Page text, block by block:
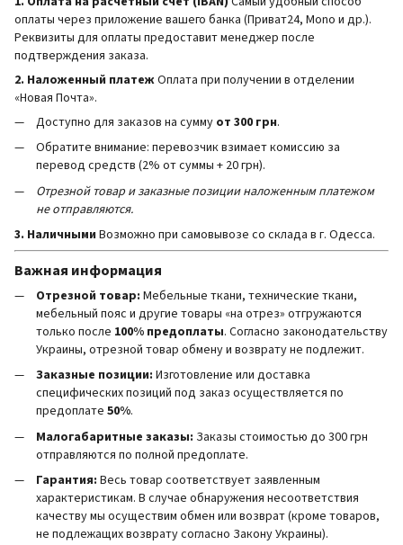
оплаты через приложение вашего банка (Приват24, Mono и др.).
Реквизиты для оплаты предоставит менеджер после
подтверждения заказа.
2. Наложенный платежОплата при получении в отделении
«Новая Почта».
Доступно для заказов на сумму от 300 грн.
Обратите внимание: перевозчик взимает комиссию за
перевод средств (2% от суммы + 20 грн).
Отрезной товар и заказные позиции наложенным платежом
не отправляются.
3. Наличными Возможно при самовывозе со склада в г. Одесса.
Важная информация
Отрезной товар: Мебельные ткани, технические ткани,
мебельный пояс и другие товары «на отрез» отгружаются
только после 100% предоплаты. Согласно законодательству
Украины, отрезной товар обмену и возврату не подлежит.
Заказные позиции: Изготовление или доставка
специфических позиций под заказ осуществляется по
предоплате 50%.
Малогабаритные заказы: Заказы стоимостью до 300 грн
отправляются по полной предоплате.
Гарантия: Весь товар соответствует заявленным
характеристикам. В случае обнаружения несоответствия
качеству мы осуществим обмен или возврат (кроме товаров,
не подлежащих возврату согласно Закону Украины).